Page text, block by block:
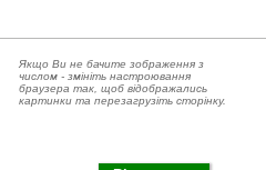
Якщо Ви не бачите зображення з
числом - змініть настроювання
браузера так, щоб відображались
картинки та перезагрузіть сторінку.